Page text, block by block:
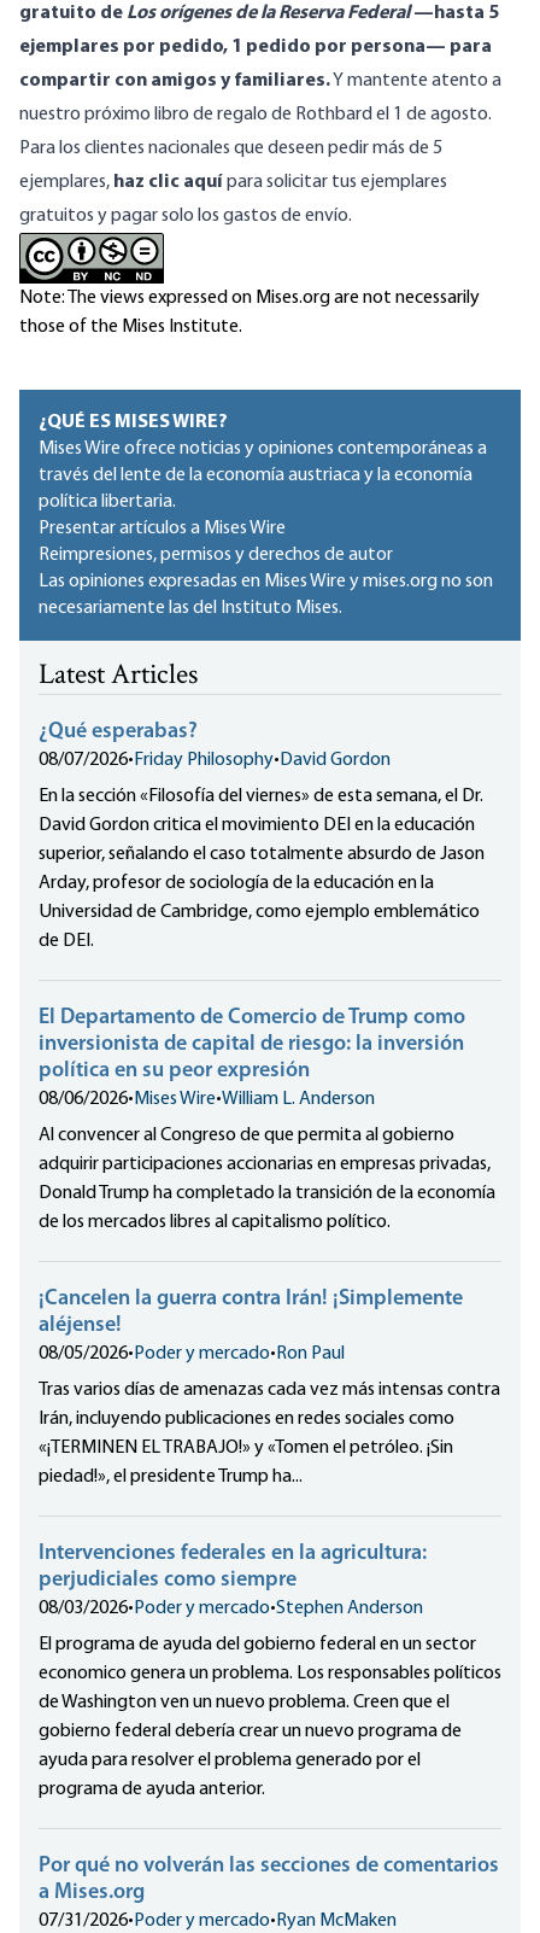
gratuito de Los orígenes de la Reserva Federal — hasta 5
ejemplares por pedido, 1 pedido por persona— para
compartir con amigos y familiares.Y mantente atento a
nuestro próximo libro de regalo de Rothbard el 1 de agosto.
Para los clientes nacionales que deseen pedir más de 5
ejemplares, haz clic aquí para solicitar tus ejemplares
gratuitos y pagar solo los gastos de envío.
Note: The views expressed on Mises.org are not necessarily
those of the Mises Institute.
¿QUÉ ES MISES WIRE?
Mises Wire ofrece noticias y opiniones contemporáneas a
través del lente de la economía austriaca y la economía
política libertaria.
Presentar artículos a Mises Wire
Reimpresiones, permisos y derechos de autor
Las opiniones expresadas en Mises Wire y mises.org no son
necesariamente las del Instituto Mises.
Latest Articles
¿Qué esperabas?
08/07/2026• Friday Philosophy• David Gordon
En la sección «Filosofía del viernes» de esta semana, el Dr.
David Gordon critica el movimiento DEI en la educación
superior, señalando el caso totalmente absurdo de Jason
Arday, profesor de sociología de la educación en la
Universidad de Cambridge, como ejemplo emblemático
de DEI.
El Departamento de Comercio de Trump como
inversionista de capital de riesgo: la inversión
política en su peor expresión
08/06/2026• Mises Wire•William L. Anderson
Al convencer al Congreso de que permita al gobierno
adquirir participaciones accionarias en empresas privadas,
Donald Trump ha completado la transición de la economía
de los mercados libres al capitalismo político.
¡Cancelen la guerra contra Irán! ¡Simplemente
aléjense!
08/05/2026• Poder y mercado• Ron Paul
Tras varios días de amenazas cada vez más intensas contra
Irán, incluyendo publicaciones en redes sociales como
«¡TERMINEN EL TRABAJO!» y «Tomen el petróleo. ¡Sin
piedad!», el presidente Trump ha...
Intervenciones federales en la agricultura:
perjudiciales como siempre
08/03/2026• Poder y mercado•Stephen Anderson
El programa de ayuda del gobierno federal en un sector
economico genera un problema. Los responsables políticos
de Washington ven un nuevo problema. Creen que el
gobierno federal debería crear un nuevo programa de
ayuda para resolver el problema generado por el
programa de ayuda anterior.
Por qué no volverán las secciones de comentarios
a Mises.org
07/31/2026• Poder y mercado• Ryan McMaken